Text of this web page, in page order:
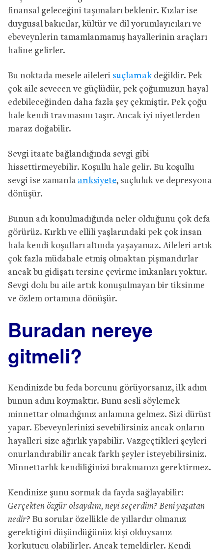
finansal geleceğini taşımaları beklenir. Kızlar ise
duygusal bakıcılar, kültür ve dil yorumlayıcıları ve
ebeveynlerin tamamlanmamış hayallerinin araçları
haline gelirler.
Bu noktada mesele aileleri suçlamak değildir. Pek
çok aile sevecen ve güçlüdür, pek çoğumuzun hayal
edebileceğinden daha fazla şey çekmiştir. Pek çoğu
hale kendi travmasını taşır. Ancak iyi niyetlerden
maraz doğabilir.
Sevgi itaate bağlandığında sevgi gibi
hissettirmeyebilir. Koşullu hale gelir. Bu koşullu
sevgi ise zamanla anksiyete, suçluluk ve depresyona
dönüşür.
Bunun adı konulmadığında neler olduğunu çok defa
görürüz. Kırklı ve ellili yaşlarındaki pek çok insan
hala kendi koşulları altında yaşayamaz. Aileleri artık
çok fazla müdahale etmiş olmaktan pişmandırlar
ancak bu gidişatı tersine çevirme imkanları yoktur.
Sevgi dolu bu aile artık konuşulmayan bir tiksinme
ve özlem ortamına dönüşür.
Buradan nereye
gitmeli?
Kendinizde bu feda borcunu görüyorsanız, ilk adım
bunun adını koymaktır. Bunu sesli söylemek
minnettar olmadığınız anlamına gelmez. Sizi dürüst
yapar. Ebeveynlerinizi sevebilirsiniz ancak onların
hayalleri size ağırlık yapabilir. Vazgeçtikleri şeyleri
onurlandırabilir ancak farklı şeyler isteyebilirsiniz.
Minnettarlık kendiliğinizi bırakmanızı gerektirmez.
Kendinize şunu sormak da fayda sağlayabilir:
Gerçekten özgür olsaydım, neyi seçerdim? Beni yaşatan
nedir? Bu sorular özellikle de yıllardır olmanız
gerektiğini düşündüğünüz kişi olduysanız
korkutucu olabilirler. Ancak temeldirler. Kendi